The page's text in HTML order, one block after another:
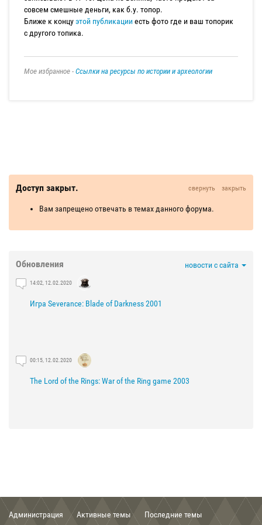
совсем смешные деньги, как б.у. топор.
Ближе к концуэтой публикацииесть фото где и ваш топорик
с другого топика.
Мое избранное - Ссылки на ресурсы по истории и археологии
Доступ закрыт. свернуть закрыть
Вам запрещено отвечать в темах данного форума.
Обновления новости с сайта
14:02, 12.02.2020
Игра Severance: Blade of Darkness 2001
00:15, 12.02.2020
The Lord of the Rings: War of the Ring game 2003
00:56, 03.02.2020
Администрация Активные темы
Последние темы